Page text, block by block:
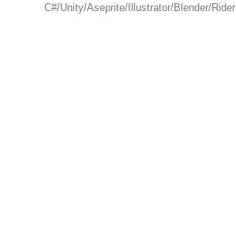
C#/Unity/Aseprite/Illustrator/Blender/Rider